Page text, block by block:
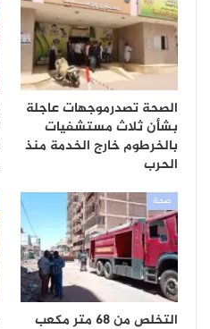
الصحة تصدرموجهات عاجلة
بشأن ثلاث مستشفيات
بالخرطوم خارج الخدمة منذ
الحرب
صحة
التخلص من 68 متر مكعب